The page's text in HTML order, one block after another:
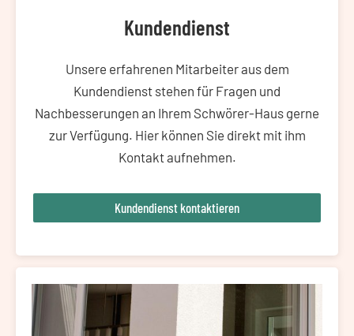
Kundendienst
Unsere erfahrenen Mitarbeiter aus dem
Kundendienst stehen für Fragen und
Nachbesserungen an Ihrem Schwörer-Haus gerne
zur Verfügung. Hier können Sie direkt mit ihm
Kontakt aufnehmen.
Kundendienst kontaktieren